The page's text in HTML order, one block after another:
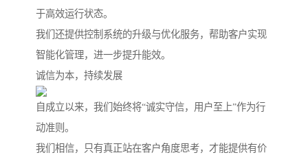
于高效运行状态。
我们还提供控制系统的升级与优化服务，帮助客户实现
智能化管理，进一步提升能效。
诚信为本，持续发展
自成立以来，我们始终将“诚实守信，用户至上”作为行
动准则。
我们相信，只有真正站在客户角度思考，才能提供有价